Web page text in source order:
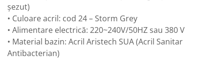
șezut)
• Culoare acril: cod 24 – Storm Grey
• Alimentare electrică: 220~240V/50HZ sau 380 V
• Material bazin: Acril Aristech SUA (Acril Sanitar
Antibacterian)